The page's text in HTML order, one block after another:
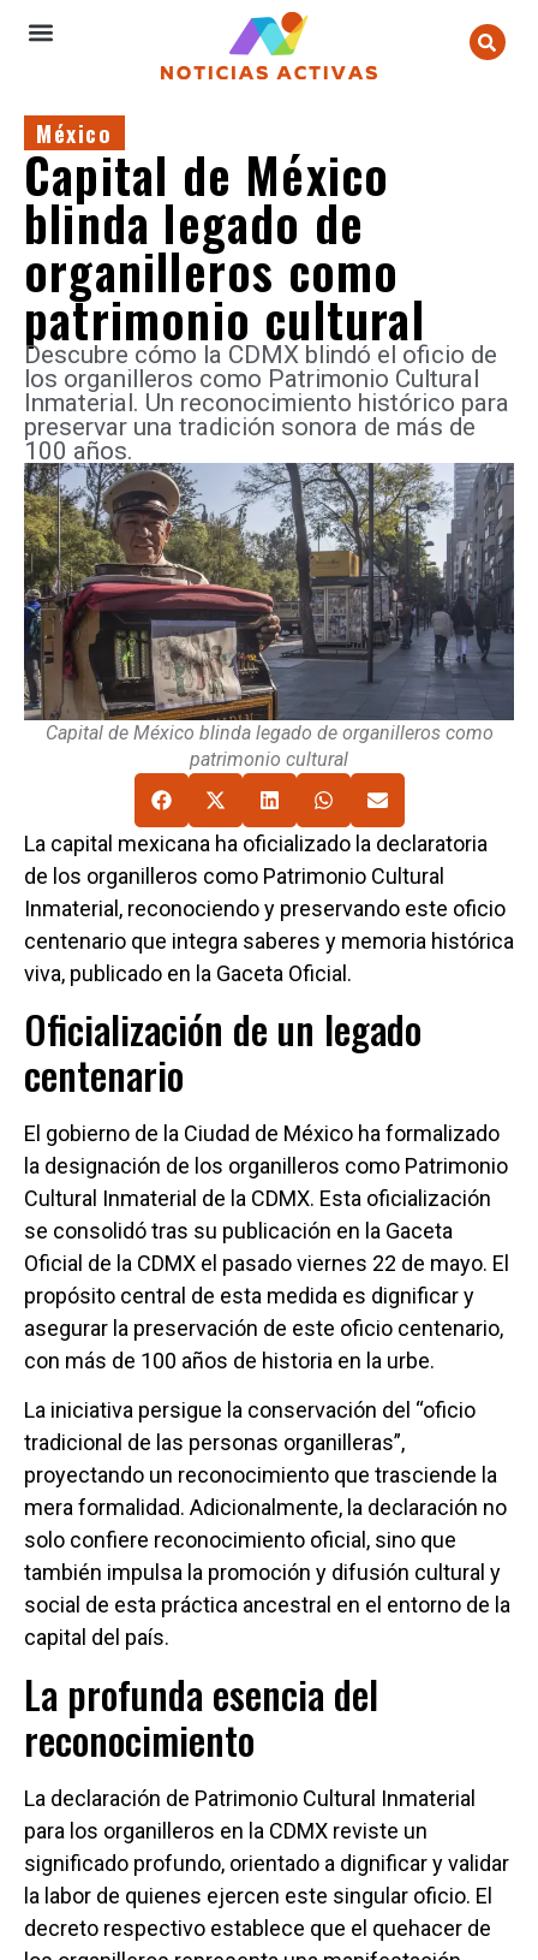
México
Capital de México
blinda legado de
organilleros como
patrimonio cultural
Descubre cómo la CDMX blindó el oficio de
los organilleros como Patrimonio Cultural
Inmaterial. Un reconocimiento histórico para
preservar una tradición sonora de más de
100 años.
Capital de México blinda legado de organilleros como
patrimonio cultural
La capital mexicana ha oficializado la declaratoria
de los organilleros como Patrimonio Cultural
Inmaterial, reconociendo y preservando este oficio
centenario que integra saberes y memoria histórica
viva, publicado en la Gaceta Oficial.
Oficialización de un legado
centenario
El gobierno de la Ciudad de México ha formalizado
la designación de los organilleros como Patrimonio
Cultural Inmaterial de la CDMX. Esta oficialización
se consolidó tras su publicación en la Gaceta
Oficial de la CDMX el pasado viernes 22 de mayo. El
propósito central de esta medida es dignificar y
asegurar la preservación de este oficio centenario,
con más de 100 años de historia en la urbe.
La iniciativa persigue la conservación del “oficio
tradicional de las personas organilleras”,
proyectando un reconocimiento que trasciende la
mera formalidad. Adicionalmente, la declaración no
solo confiere reconocimiento oficial, sino que
también impulsa la promoción y difusión cultural y
social de esta práctica ancestral en el entorno de la
capital del país.
La profunda esencia del
reconocimiento
La declaración de Patrimonio Cultural Inmaterial
para los organilleros en la CDMX reviste un
significado profundo, orientado a dignificar y validar
la labor de quienes ejercen este singular oficio. El
decreto respectivo establece que el quehacer de